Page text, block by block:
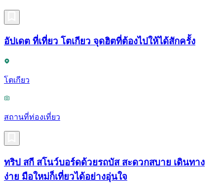
อัปเดต ที่เที่ยว โตเกียว จุดฮิตที่ต้องไปให้ได้สักครั้ง
โตเกียว
สถานที่ท่องเที่ยว
ทริป สกี สโนว์บอร์ดด้วยรถบัส สะดวกสบาย เดินทาง
ง่าย มือใหม่ก็เที่ยวได้อย่างอุ่นใจ